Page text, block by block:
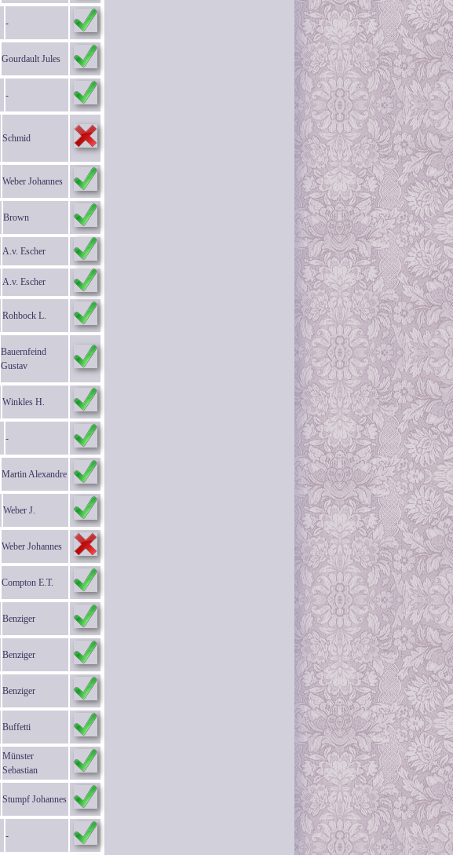
-
Gourdault Jules
-
Schmid
Weber Johannes
Brown
A.v. Escher
A.v. Escher
Rohbock L.
Bauernfeind
Gustav
Winkles H.
-
Martin Alexandre
Weber J.
Weber Johannes
Compton E.T.
Benziger
Benziger
Benziger
Buffetti
Münster
Sebastian
Stumpf Johannes
-